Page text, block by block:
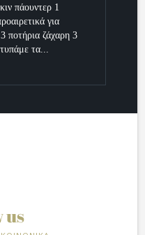
πάουντερ 1
για
ποτήρια ζάχαρη 3
τα...